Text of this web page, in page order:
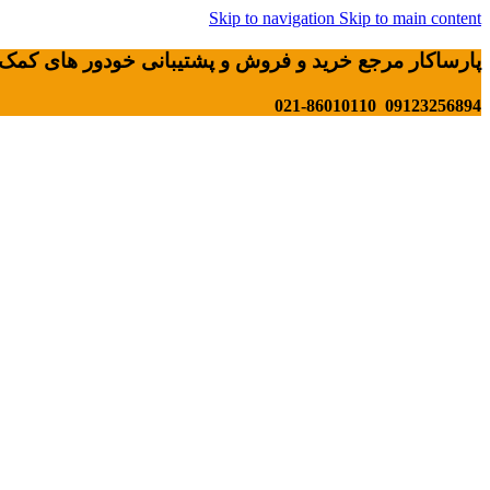
Skip to navigation Skip to main content
پارساکار مرجع خرید و فروش و پشتیبانی خودور های کمک
09123256894 021-86010110